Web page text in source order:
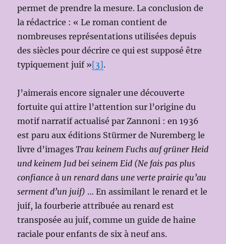
permet de prendre la mesure. La conclusion de
la rédactrice : « Le roman contient de
nombreuses représentations utilisées depuis
des siècles pour décrire ce qui est supposé être
typiquement juif »[3].
J’aimerais encore signaler une découverte
fortuite qui attire l’attention sur l’origine du
motif narratif actualisé par Zannoni : en 1936
est paru aux éditions Stürmer de Nuremberg le
livre d’imagesTrau keinem Fuchs auf grüner Heid
und keinem Jud bei seinem Eid (Ne fais pas plus
confiance à un renard dans une verte prairie qu’au
serment d’un juif) … En assimilant le renard et le
juif, la fourberie attribuée au renard est
transposée au juif, comme un guide de haine
raciale pour enfants de six à neuf ans.